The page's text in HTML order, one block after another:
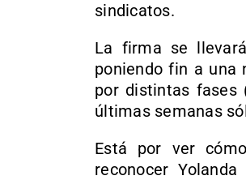
sindicatos.
La firma se
poniendo fin a una
por distintas fases
últimas semanas
Está por ver
reconocer